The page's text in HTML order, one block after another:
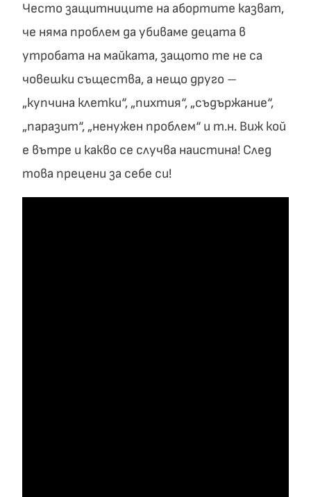
Често защитниците на абортите казват,
че няма проблем да убиваме децата в
утробата на майката, защото те не са
човешки същества, а нещо друго –
„купчина клетки“, „пихтия“, „съдържание“,
„паразит“, „ненужен проблем“ и т.н. Виж кой
е вътре и какво се случва наистина! След
това прецени за себе си!